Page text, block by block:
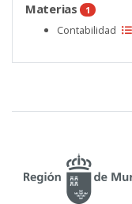
Materias 1
Contabilidad